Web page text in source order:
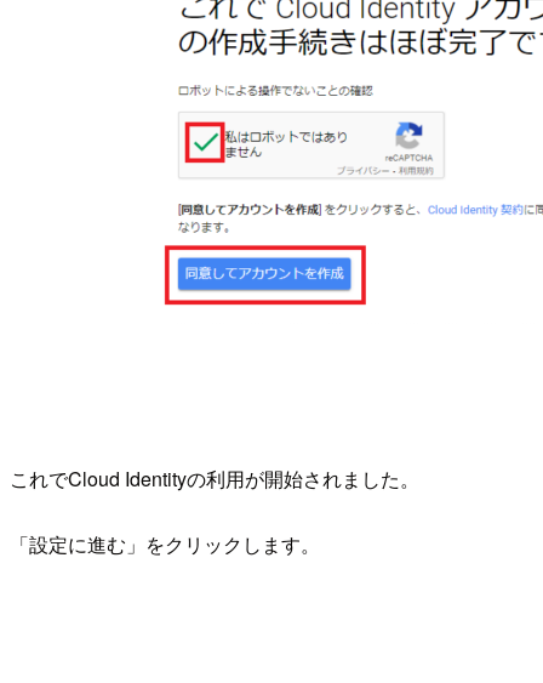
これでCloud Identityの利用が開始されました。
「設定に進む」をクリックします。